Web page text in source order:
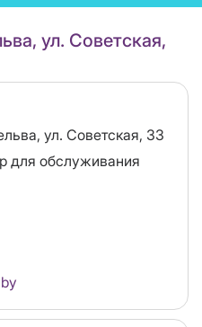
ул. Советская,
ул. Советская, 33
для обслуживания